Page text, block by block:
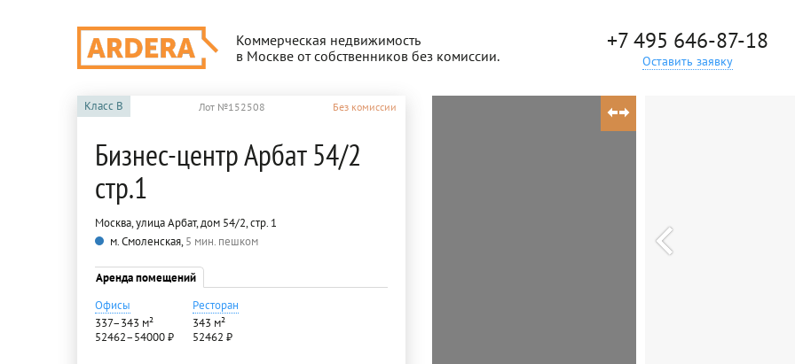
Коммерческая недвижимость
в Москве от собственников без комиссии.
+7 495 646-87-18
Оставить заявку
Класс B Лот №152508 Без комиссии
Бизнес-центр Арбат 54/2
стр.1
Москва, улица Арбат, дом 54/2, стр. 1
м. Смоленская,5 мин. пешком
Аренда помещений
Офисы
337–343 м²
52462–54000 ₽
Ресторан
343 м²
52462 ₽